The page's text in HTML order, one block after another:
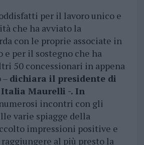
per il lavoro unico e
che ha avviato la
con le proprie associate in
e per il sostegno che ha
50 concessionari in appena
– dichiara il presidente di
Maurelli -. In
incontri con gli
varie spiagge della
impressioni positive e
al più presto la